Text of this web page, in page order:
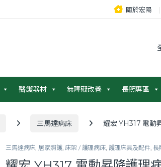
關於宏陽
醫護器材 無障礙改善 長照專區
三馬達病床 耀宏 YH317 電動
三馬達病床, 居家照護,床架 / 護理病床, 護理床具及配件, 長